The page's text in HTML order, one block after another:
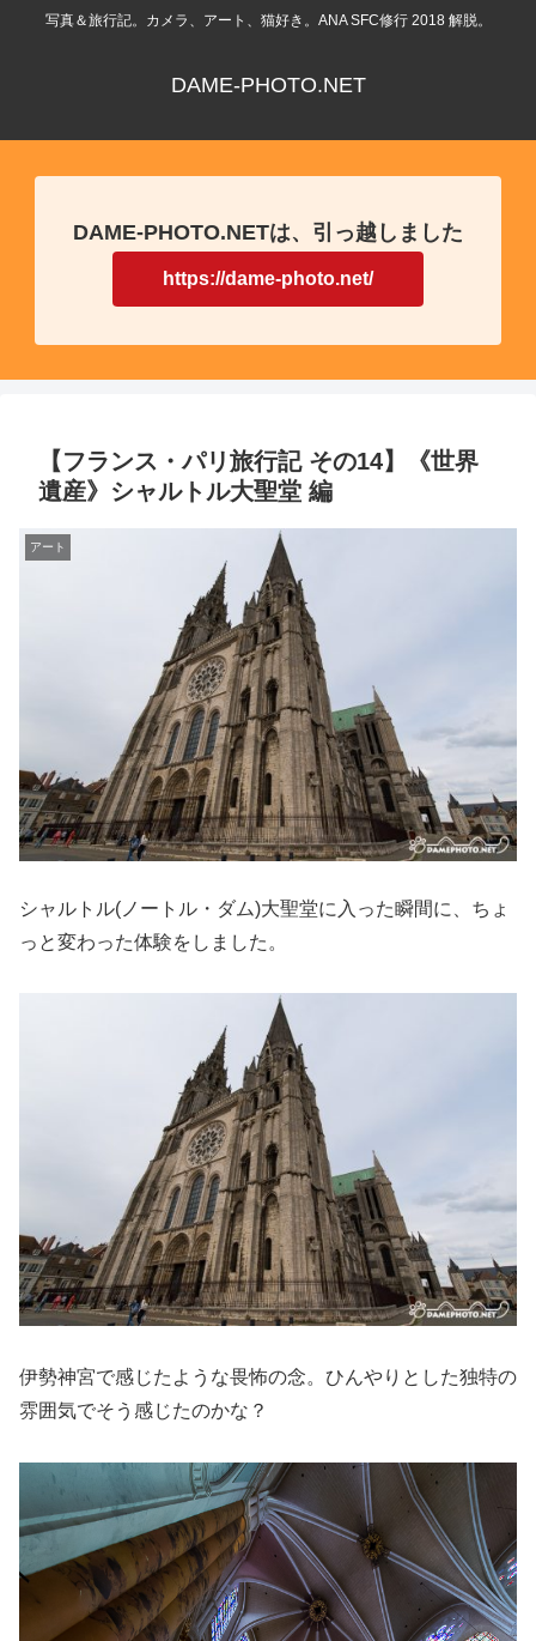
写真＆旅行記。カメラ、アート、猫好き。ANA SFC修行 2018 解脱。
DAME-PHOTO.NET
DAME-PHOTO.NETは、引っ越しました
https://dame-photo.net/
【フランス・パリ旅行記 その14】《世界
遺産》シャルトル大聖堂 編
アート
シャルトル(ノートル・ダム)大聖堂に入った瞬間に、ちょ
っと変わった体験をしました。
伊勢神宮で感じたような畏怖の念。ひんやりとした独特の
雰囲気でそう感じたのかな？